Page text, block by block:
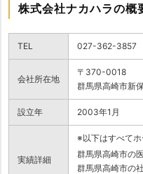
株式会社ナカハラの概
TEL 027-362-3857
会社所在地
〒370-0018
群馬県高崎市新
設立年 2003年1月
実績詳細
※以下はすべて
群馬県高崎市の
群馬県高崎市の